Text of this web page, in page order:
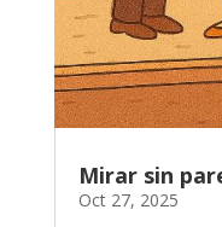
Mirar sin
Oct 27, 2025